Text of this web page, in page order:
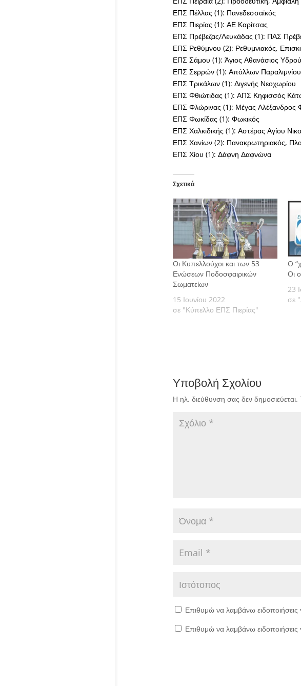
ΕΠΣ Πέλλας (1): Πανεδεσσαϊκός
ΕΠΣ Πιερίας (1): ΑΕ Καρίτσας
ΕΠΣ Πρέβεζας/Λευκάδας (1): ΠΑΣ
ΕΠΣ Ρεθύμνου (2): Ρεθυμνιακός,
ΕΠΣ Σάμου (1): Άγιος Αθανάσιος
ΕΠΣ Σερρών (1): Απόλλων Παραλιμνίου
ΕΠΣ Τρικάλων (1): Διγενής Νεοχωρίου
ΕΠΣ Φθιώτιδας (1): ΑΠΣ Κηφισσός
ΕΠΣ Φλώρινας (1): Μέγας Αλέξανδρος
ΕΠΣ Φωκίδας (1): Φωκικός
ΕΠΣ Χαλκιδικής (1): Αστέρας Αγίου
ΕΠΣ Χανίων (2): Πανακρωτηριακός,
ΕΠΣ Χίου (1): Δάφνη Δαφνώνα
Σχετικά
Οι Κυπελλούχοι και των 53
Ενώσεων Ποδοσφαιρικών
Σωματείων
15 Ιουνίου 2022
σε "Κύπελλο ΕΠΣ Πιερίας"
O
Οι
23
σε
Υποβολή Σχολίου
Η ηλ. διεύθυνση σας δεν δημοσιεύεται.
Επιθυμώ να λαμβάνω
Επιθυμώ να λαμβάνω